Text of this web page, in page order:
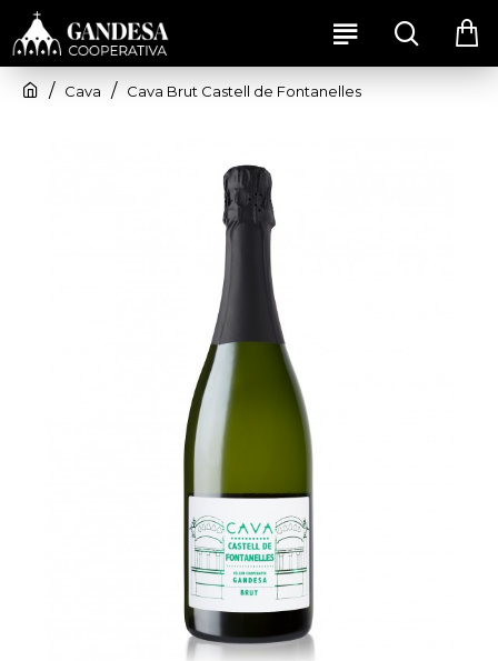
Cava Cava Brut Castell de Fontanelles